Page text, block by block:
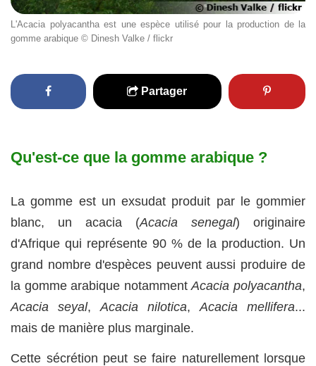
L'Acacia polyacantha est une espèce utilisé pour la production de la
gomme arabique © Dinesh Valke / flickr
Partager
Qu'est-ce que la gomme arabique ?
La gomme est un exsudat produit par le gommier
blanc, un acacia (Acacia senegal) originaire
d'Afrique qui représente 90 % de la production. Un
grand nombre d'espèces peuvent aussi produire de
la gomme arabique notammentAcacia polyacantha,
Acacia seyal,Acacia nilotica,Acacia mellifera...
mais de manière plus marginale.
Cette sécrétion peut se faire naturellement lorsque